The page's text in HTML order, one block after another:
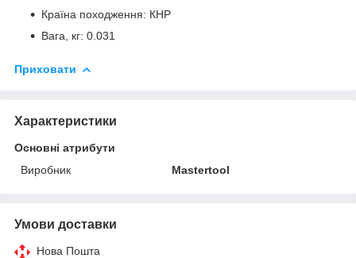
Країна походження: КНР
Вага, кг: 0.031
Приховати
Характеристики
Основні атрибути
Виробник
Mastertool
Умови доставки
Нова Пошта